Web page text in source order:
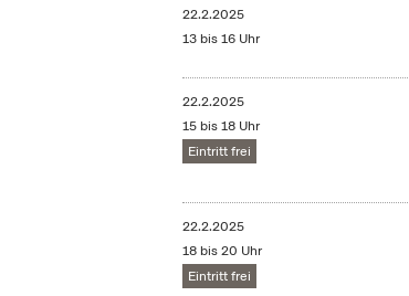
22.2.2025
13 bis 16 Uhr
22.2.2025
15 bis 18 Uhr
Eintritt frei
22.2.2025
18 bis 20 Uhr
Eintritt frei